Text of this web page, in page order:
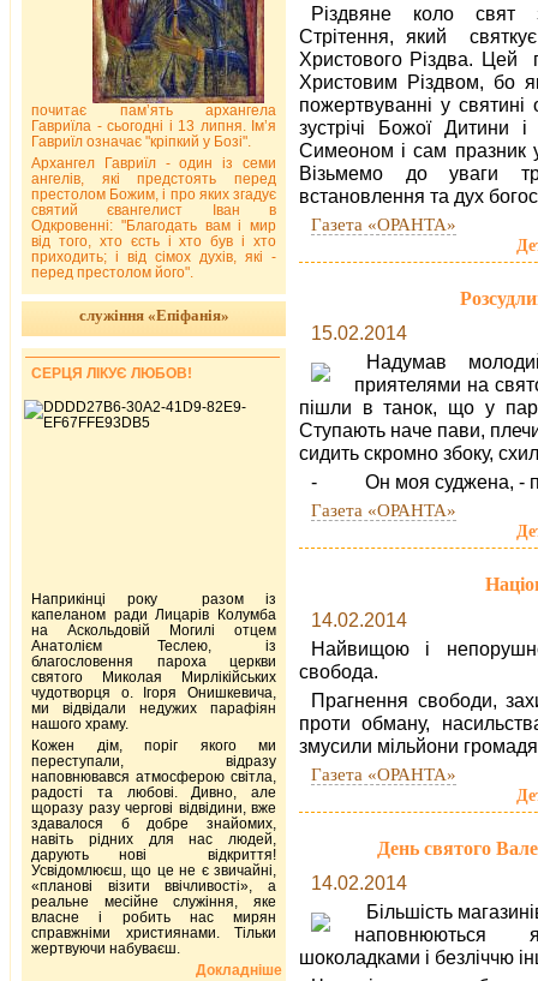
Різдвяне коло свят
Стрітення, який
Христового Різдва. Цей
Христовим Різдвом, бо
пожертвуванні у
зустрічі Божої
Симеоном і сам празник
Візьмемо до уваги
встановлення та дух
Газета «ОРАНТА»
15.02.2014
Надумав
приятелями на
пішли в танок, що у
Ступають наче пави,
сидить скромно збоку,
- Он моя суджена, -
Газета «ОРАНТА»
14.02.2014
Найвищою і
свобода.
Прагнення свободи,
проти обману,
змусили мільйони
Газета «ОРАНТА»
День святого
14.02.2014
Більшість
наповнюються
шоколадками і безліччю
почитає пам’ять архангела
Гавриїла - сьогодні і 13 липня. Ім’я
Гавриїл означає "кріпкий у Бозі".
Архангел Гавриїл - один із семи
ангелів, які предстоять перед
престолом Божим, і про яких згадує
святий євангелист Іван в
Одкровенні: "Благодать вам і мир
від того, хто єсть і хто був і хто
приходить; і від сімох духів, які -
перед престолом його".
служіння «Епіфанія»
СЕРЦЯ ЛІКУЄ ЛЮБОВ!
Наприкінці року разом із
капеланом ради Лицарів Колумба
на Аскольдовій Могилі отцем
Анатолієм Теслею, із
благословення пароха церкви
святого Миколая Мирлікійських
чудотворця о. Ігоря Онишкевича,
ми відвідали недужих парафіян
нашого храму.
Кожен дім, поріг якого ми
переступали, відразу
наповнювався атмосферою світла,
радості та любові. Дивно, але
щоразу разу чергові відвідини, вже
здавалося б добре знайомих,
навіть рідних для нас людей,
дарують нові відкриття!
Усвідомлюєш, що це не є звичайні,
«планові візити ввічливості», а
реальне месійне служіння, яке
власне і робить нас мирян
справжніми християнами. Тільки
жертвуючи набуваєш.
Докладніше